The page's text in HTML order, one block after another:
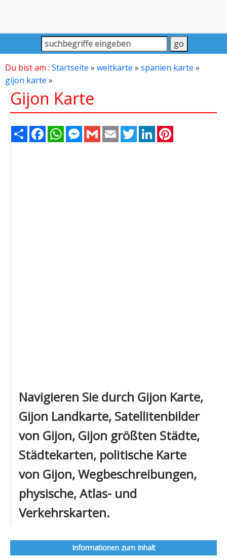
Du bist am : Startseite » weltkarte » spanien karte »
gijon karte »
Gijon Karte
Share FacebookWhatsAppMessenger
Gmail Email TwitterLinkedIn
Navigieren Sie durch Gijon Karte,
Gijon Landkarte, Satellitenbilder
von Gijon, Gijon größten Städte,
Städtekarten, politische Karte
von Gijon, Wegbeschreibungen,
physische, Atlas- und
Verkehrskarten.
Informationen zum Inhalt